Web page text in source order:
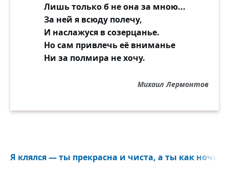
Лишь только б не она за мною...
За ней я всюду полечу,
И наслажуся в созерцанье.
Но сам привлечь её вниманье
Ни за полмира не хочу.
Михаил Лермонтов
Я клялся — ты прекрасна и чиста, а ты как ночь,